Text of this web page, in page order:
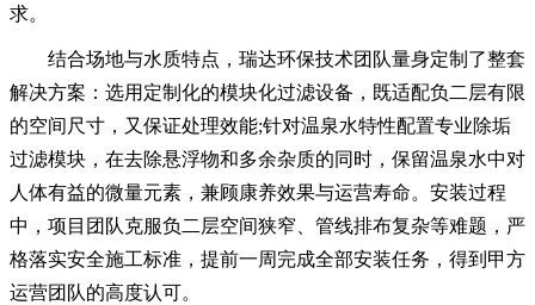
求。
结合场地与水质特点，瑞达环保技术团队量身定制了整套
解决方案：选用定制化的模块化过滤设备，既适配负二层有限
的空间尺寸，又保证处理效能;针对温泉水特性配置专业除垢
过滤模块，在去除悬浮物和多余杂质的同时，保留温泉水中对
人体有益的微量元素，兼顾康养效果与运营寿命。安装过程
中，项目团队克服负二层空间狭窄、管线排布复杂等难题，严
格落实安全施工标准，提前一周完成全部安装任务，得到甲方
运营团队的高度认可。